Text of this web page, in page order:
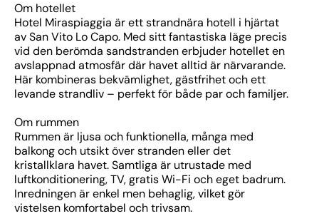
Om hotellet
Hotel Miraspiaggia är ett strandnära hotell i hjärtat
av San Vito Lo Capo. Med sitt fantastiska läge precis
vid den berömda sandstranden erbjuder hotellet en
avslappnad atmosfär där havet alltid är närvarande.
Här kombineras bekvämlighet, gästfrihet och ett
levande strandliv – perfekt för både par och familjer.
Om rummen
Rummen är ljusa och funktionella, många med
balkong och utsikt över stranden eller det
kristallklara havet. Samtliga är utrustade med
luftkonditionering, TV, gratis Wi-Fi och eget badrum.
Inredningen är enkel men behaglig, vilket gör
vistelsen komfortabel och trivsam.